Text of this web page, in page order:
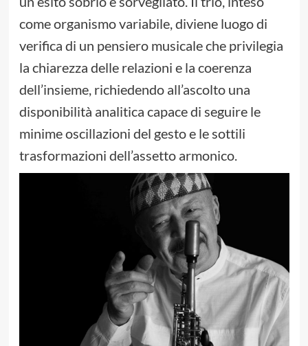
come organismo variabile, diviene luogo di
verifica di un pensiero musicale che privilegia
la chiarezza delle relazioni e la coerenza
dell’insieme, richiedendo all’ascolto una
disponibilità analitica capace di seguire le
minime oscillazioni del gesto e le sottili
trasformazioni dell’assetto armonico.